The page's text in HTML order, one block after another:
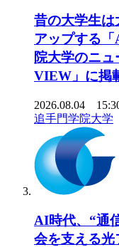
昔の大学生は
アップする
院大学のニ
VIEW」に掲
2026.08.04
追手門学院大学
AI時代、“通
会を支える